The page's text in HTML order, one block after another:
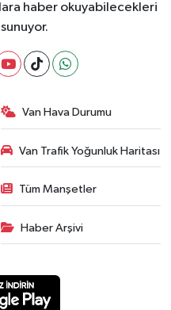
haber okuyabilecekleri
Van Hava Durumu
Van Trafik Yoğunluk Haritası
Tüm Manşetler
Haber Arşivi